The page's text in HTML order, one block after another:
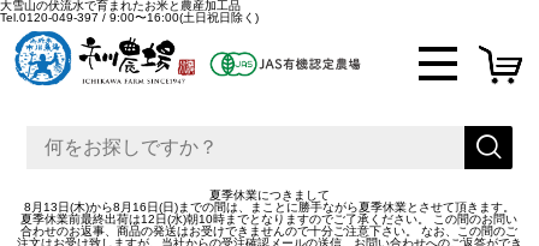
大雪山の伏流水で育まれたお米と農産加工品
Tel. 0120-049-397 / 9:00〜16:00(土日祝日除く)
夏季休業につきまして
8月13日(木)から8月16日(日)までの間は、まことに勝手ながら夏季休業とさせて頂きます。
夏季休業前最終出荷は12日(水)朝10時までとなりますのでご了承ください。 この間のお問い
合わせのお返事、商品の発送はお受けできませんので十分ご注意下さい。 なお、この間のご
注文はお受け致しますが、当社からの受注確認メールの送信、お問い合わせへのご返答ができ